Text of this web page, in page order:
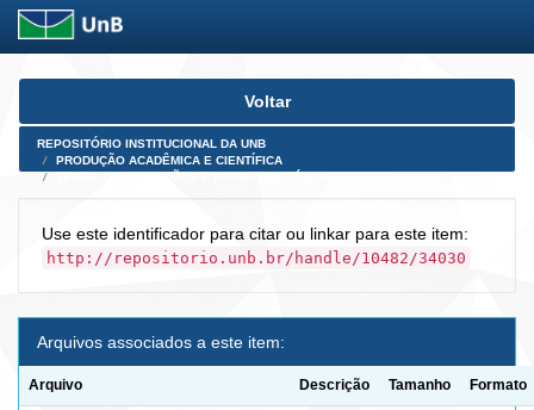
Skip
Voltar
REPOSITÓRIO INSTITUCIONAL DA UNB
PRODUÇÃO ACADÊMICA E CIENTÍFICA
Use este identificador para citar ou linkar para este item:
http://repositorio.unb.br/handle/10482/34030
Arquivos associados a este item:
Arquivo Descrição Tamanho Formato